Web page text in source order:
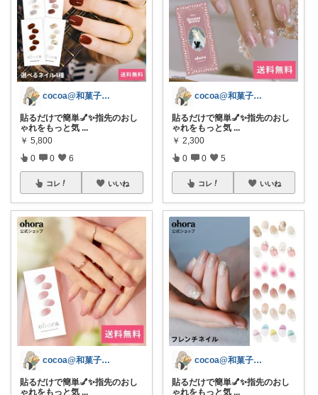
cocoa@和菓子大好き
貼るだけで簡単💅✨指先のおし
ゃれをもっと気 ...
￥ 5,800
0 0 6
コレ いいね
cocoa@和菓子大好き
貼るだけで簡単💅✨指先のおし
ゃれをもっと気 ...
cocoa@和菓子大好き
貼るだけで簡単💅✨指先のおし
ゃれをもっと気 ...
￥ 2,300
0 0 5
コレ いいね
cocoa@和菓子大好き
貼るだけで簡単💅✨指先のおし
ゃれをもっと気 ...